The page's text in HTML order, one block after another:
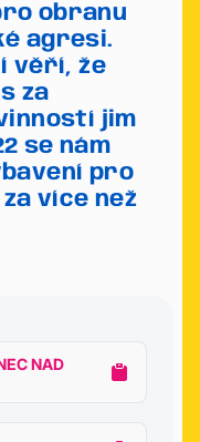
obranu
agresi.
věří, že
za
jim
se nám
pro
více než
NAD